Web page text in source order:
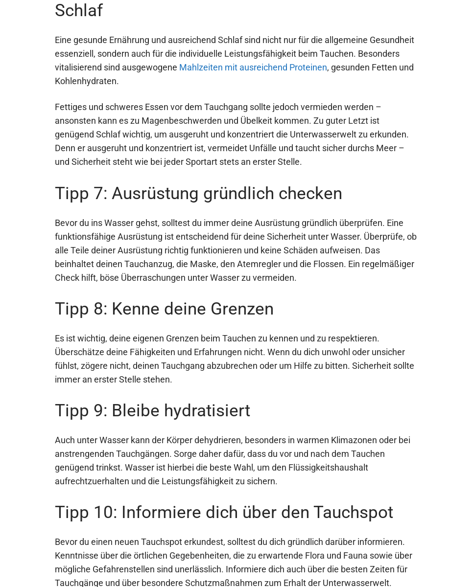
Schlaf
Eine gesunde Ernährung und ausreichend Schlaf sind nicht nur für die allgemeine Gesundheit
essenziell, sondern auch für die individuelle Leistungsfähigkeit beim Tauchen. Besonders
vitalisierend sind ausgewogene Mahlzeiten mit ausreichend Proteinen, gesunden Fetten und
Kohlenhydraten.
Fettiges und schweres Essen vor dem Tauchgang sollte jedoch vermieden werden –
ansonsten kann es zu Magenbeschwerden und Übelkeit kommen. Zu guter Letzt ist
genügend Schlaf wichtig, um ausgeruht und konzentriert die Unterwasserwelt zu erkunden.
Denn er ausgeruht und konzentriert ist, vermeidet Unfälle und taucht sicher durchs Meer –
und Sicherheit steht wie bei jeder Sportart stets an erster Stelle.
Tipp 7: Ausrüstung gründlich checken
Bevor du ins Wasser gehst, solltest du immer deine Ausrüstung gründlich überprüfen. Eine
funktionsfähige Ausrüstung ist entscheidend für deine Sicherheit unter Wasser. Überprüfe, ob
alle Teile deiner Ausrüstung richtig funktionieren und keine Schäden aufweisen. Das
beinhaltet deinen Tauchanzug, die Maske, den Atemregler und die Flossen. Ein regelmäßiger
Check hilft, böse Überraschungen unter Wasser zu vermeiden.
Tipp 8: Kenne deine Grenzen
Es ist wichtig, deine eigenen Grenzen beim Tauchen zu kennen und zu respektieren.
Überschätze deine Fähigkeiten und Erfahrungen nicht. Wenn du dich unwohl oder unsicher
fühlst, zögere nicht, deinen Tauchgang abzubrechen oder um Hilfe zu bitten. Sicherheit sollte
immer an erster Stelle stehen.
Tipp 9: Bleibe hydratisiert
Auch unter Wasser kann der Körper dehydrieren, besonders in warmen Klimazonen oder bei
anstrengenden Tauchgängen. Sorge daher dafür, dass du vor und nach dem Tauchen
genügend trinkst. Wasser ist hierbei die beste Wahl, um den Flüssigkeitshaushalt
aufrechtzuerhalten und die Leistungsfähigkeit zu sichern.
Tipp 10: Informiere dich über den Tauchspot
Bevor du einen neuen Tauchspot erkundest, solltest du dich gründlich darüber informieren.
Kenntnisse über die örtlichen Gegebenheiten, die zu erwartende Flora und Fauna sowie über
mögliche Gefahrenstellen sind unerlässlich. Informiere dich auch über die besten Zeiten für
Tauchgänge und über besondere Schutzmaßnahmen zum Erhalt der Unterwasserwelt.